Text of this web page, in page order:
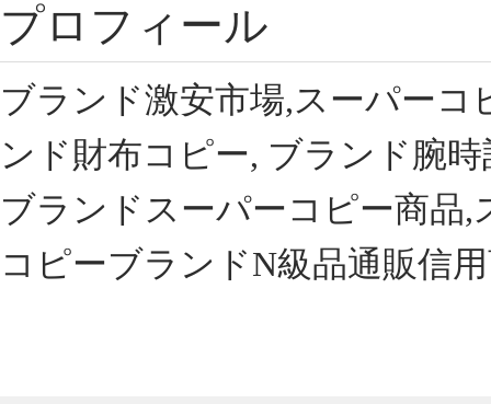
プロフィール
ブランド激安市場,スーパー
ンド財布コピー, ブランド腕
ブランドスーパーコピー商品
コピーブランドN級品通販信